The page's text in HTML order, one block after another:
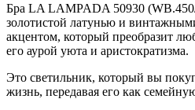
Бра LA LAMPADA 50930
золотистой латунью и
акцентом, который преобразит
его аурой уюта и аристократизма.
Это светильник, который вы
жизнь, передавая его как